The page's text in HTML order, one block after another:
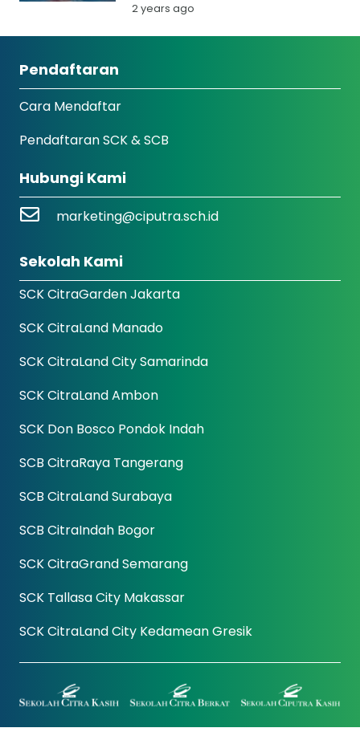
2 years ago
Pendaftaran
Cara Mendaftar
Pendaftaran SCK & SCB
Hubungi Kami
marketing@ciputra.sch.id
Sekolah Kami
SCK CitraGarden Jakarta
SCK CitraLand Manado
SCK CitraLand City Samarinda
SCK CitraLand Ambon
SCK Don Bosco Pondok Indah
SCB CitraRaya Tangerang
SCB CitraLand Surabaya
SCB CitraIndah Bogor
SCK CitraGrand Semarang
SCK Tallasa City Makassar
SCK CitraLand City Kedamean Gresik